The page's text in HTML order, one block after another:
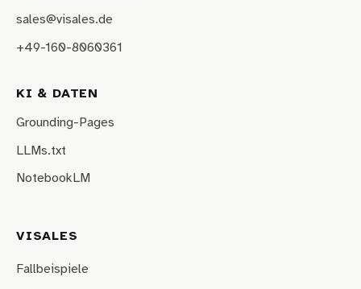
sales@visales.de
+49-160-8060361
KI & DATEN
Grounding-Pages
LLMs.txt
NotebookLM
VISALES
Fallbeispiele